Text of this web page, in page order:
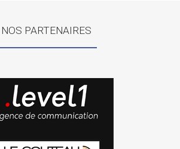
NOS PARTENAIRES